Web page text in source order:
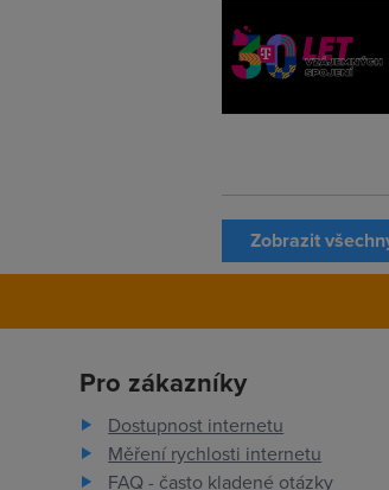
Zobrazit
Pro zákazníky
Dostupnost internetu
Měření rychlosti internetu
FAQ - často kladené otázky